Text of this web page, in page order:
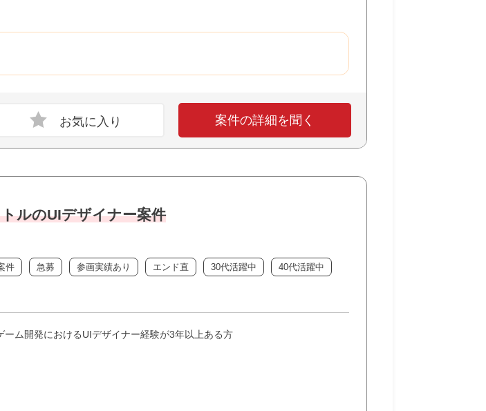
案件の詳細を聞く
ルのUIデザイナー案件
件 急募 参画実績あり エンド直 30代活躍中 40代活躍中
ーム開発におけるUIデザイナー経験が3年以上ある方